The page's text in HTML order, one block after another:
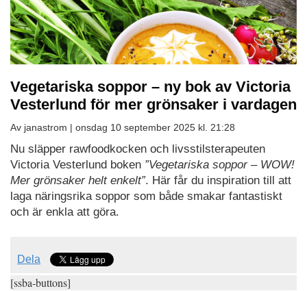
Vegetariska soppor – ny bok av Victoria
Vesterlund för mer grönsaker i vardagen
Av janastrom | onsdag 10 september 2025 kl. 21:28
Nu släpper rawfoodkocken och livsstilsterapeuten
Victoria Vesterlund boken ”Vegetariska soppor – WOW!
Mer grönsaker helt enkelt”. Här får du inspiration till att
laga näringsrika soppor som både smakar fantastiskt
och är enkla att göra.
Dela
[ssba-buttons]